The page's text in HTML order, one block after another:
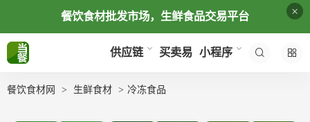
餐饮食材批发市场，生鲜食品交易平台 ×
供应链 买卖易 小程序
餐饮食材网 生鲜食材 冷冻食品